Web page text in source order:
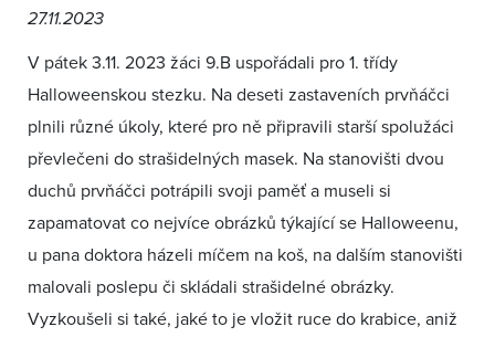
27.11.2023
V pátek 3.11. 2023 žáci 9.B uspořádali pro 1. třídy
Halloweenskou stezku. Na deseti zastaveních prvňáčci
plnili různé úkoly, které pro ně připravili starší spolužáci
převlečeni do strašidelných masek. Na stanovišti dvou
duchů prvňáčci potrápili svoji paměť a museli si
zapamatovat co nejvíce obrázků týkající se Halloweenu,
u pana doktora házeli míčem na koš, na dalším stanovišti
malovali poslepu či skládali strašidelné obrázky.
Vyzkoušeli si také, jaké to je vložit ruce do krabice, aniž